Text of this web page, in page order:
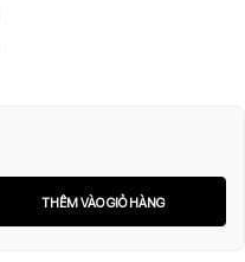
THÊM VÀO GIỎ HÀNG